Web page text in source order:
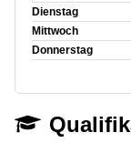
Dienstag
Mittwoch
Donnerstag